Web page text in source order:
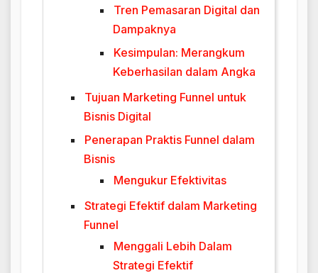
Tren Pemasaran Digital dan
Dampaknya
Kesimpulan: Merangkum
Keberhasilan dalam Angka
Tujuan Marketing Funnel untuk
Bisnis Digital
Penerapan Praktis Funnel dalam
Bisnis
Mengukur Efektivitas
Strategi Efektif dalam Marketing
Funnel
Menggali Lebih Dalam
Strategi Efektif